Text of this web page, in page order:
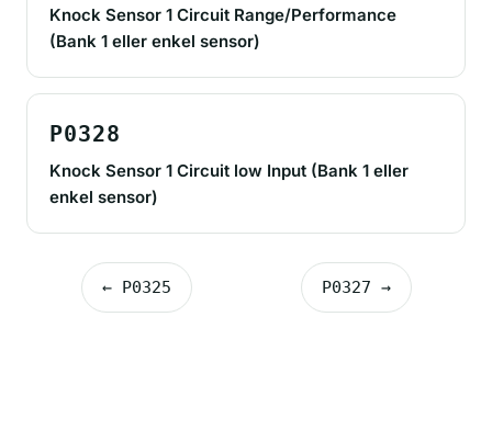
Knock Sensor 1 Circuit Range/Performance
(Bank 1 eller enkel sensor)
P0328
Knock Sensor 1 Circuit low Input (Bank 1 eller
enkel sensor)
← P0325 P0327 →